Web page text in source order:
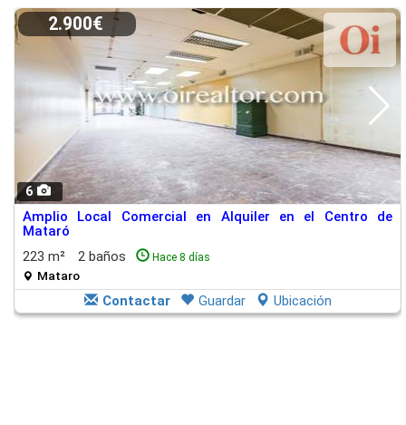
6
2.900€
Amplio Local Comercial en Alquiler en el Centro de
Mataró
223 m²
2 baños Hace 8 días
Mataro
Contactar Guardar Ubicación